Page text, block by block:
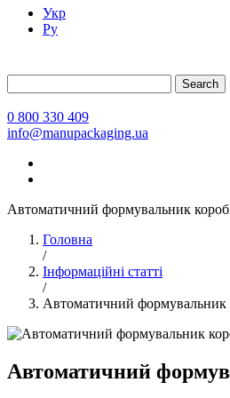
Укр
Ру
Search
0 800 330 409
info@manupackaging.ua
Автоматичний формувальник
Головна
/
Інформаційні статті
/
Автоматичний формувальник
Автоматичний